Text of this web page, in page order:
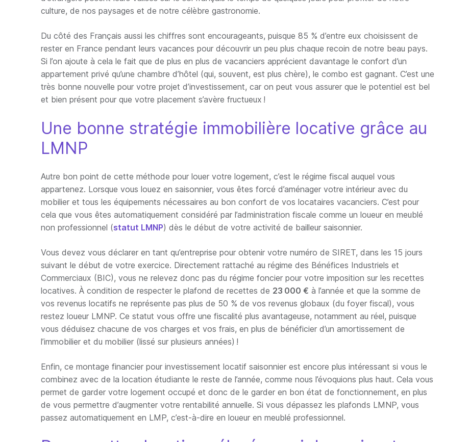
culture, de nos paysages et de notre célèbre gastronomie.
Du côté des Français aussi les chiffres sont encourageants, puisque 85 % d’entre eux choisissent de
rester en France pendant leurs vacances pour découvrir un peu plus chaque recoin de notre beau pays.
Si l’on ajoute à cela le fait que de plus en plus de vacanciers apprécient davantage le confort d’un
appartement privé qu’une chambre d’hôtel (qui, souvent, est plus chère), le combo est gagnant. C’est une
très bonne nouvelle pour votre projet d’investissement, car on peut vous assurer que le potentiel est bel
et bien présent pour que votre placement s’avère fructueux !
Une bonne stratégie immobilière locative grâce au
LMNP
Autre bon point de cette méthode pour louer votre logement, c’est le régime fiscal auquel vous
appartenez. Lorsque vous louez en saisonnier, vous êtes forcé d’aménager votre intérieur avec du
mobilier et tous les équipements nécessaires au bon confort de vos locataires vacanciers. C’est pour
cela que vous êtes automatiquement considéré par l’administration fiscale comme un loueur en meublé
non professionnel (statut LMNP) dès le début de votre activité de bailleur saisonnier.
Vous devez vous déclarer en tant qu’entreprise pour obtenir votre numéro de SIRET, dans les 15 jours
suivant le début de votre exercice. Directement rattaché au régime des Bénéfices Industriels et
Commerciaux (BIC), vous ne relevez donc pas du régime foncier pour votre imposition sur les recettes
locatives. À condition de respecter le plafond de recettes de 23 000 € à l’année et que la somme de
vos revenus locatifs ne représente pas plus de 50 % de vos revenus globaux (du foyer fiscal), vous
restez loueur LMNP. Ce statut vous offre une fiscalité plus avantageuse, notamment au réel, puisque
vous déduisez chacune de vos charges et vos frais, en plus de bénéficier d’un amortissement de
l’immobilier et du mobilier (lissé sur plusieurs années) !
Enfin, ce montage financier pour investissement locatif saisonnier est encore plus intéressant si vous le
combinez avec de la location étudiante le reste de l’année, comme nous l’évoquions plus haut. Cela vous
permet de garder votre logement occupé et donc de le garder en bon état de fonctionnement, en plus
de vous permettre d’augmenter votre rentabilité annuelle. Si vous dépassez les plafonds LMNP, vous
passez automatiquement en LMP, c’est-à-dire en loueur en meublé professionnel.